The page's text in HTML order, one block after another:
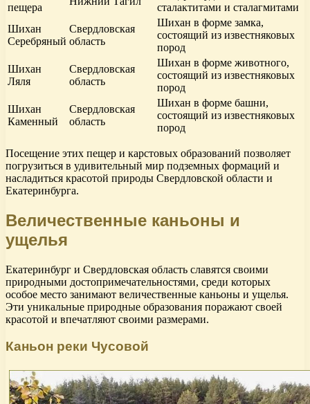
пещера
сталактитами и сталагмитами
Шихан
Серебряный
Свердловская
область
Шихан в форме замка,
состоящий из известняковых
пород
Шихан
Ляля
Свердловская
область
Шихан в форме животного,
состоящий из известняковых
пород
Шихан
Каменный
Свердловская
область
Шихан в форме башни,
состоящий из известняковых
пород
Посещение этих пещер и карстовых образований позволяет
погрузиться в удивительный мир подземных формаций и
насладиться красотой природы Свердловской области и
Екатеринбурга.
Величественные каньоны и
ущелья
Екатеринбург и Свердловская область славятся своими
природными достопримечательностями, среди которых
особое место занимают величественные каньоны и ущелья.
Эти уникальные природные образования поражают своей
красотой и впечатляют своими размерами.
Каньон реки Чусовой